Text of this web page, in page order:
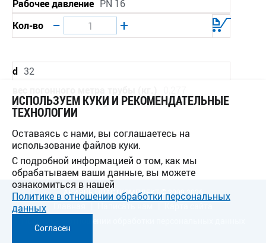
Рабочее давление PN 16
Кол-во
− +
d 32
Толщина стенки трубы, мм.
3,0*
Рабочее давление
Кол-во
− +
d 40
вес погонного метра трубы (кг.)
Толщина стенки трубы, мм.
ИСПОЛЬЗУЕМ КУКИ И РЕКОМЕНДАТЕЛЬНЫЕ
ТЕХНОЛОГИИ
Оставаясь с нами, вы соглашаетесь на
использование файлов куки.
С подробной информацией о том, как мы
обрабатываем ваши данные, вы можете
ознакомиться в нашей
Политике в отношении обработки персональных
данных
Согласен
АРИЭЛЬ ПЛАСТКОМПЛЕКТ © 2009-2026